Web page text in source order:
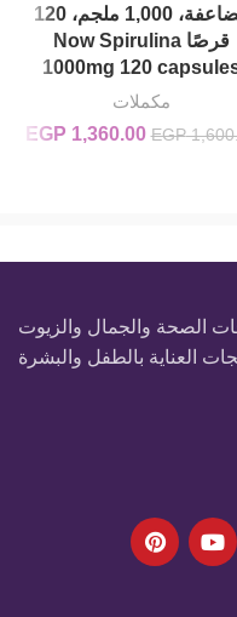
مضاعفة، 1,000 ملجم، 120
قرصًا Now Spirulina
1000mg 120
مكملات
EGP
السعر الأصلي
EGP 1,360.00
الصحة والجمال والزيوت
العناية بالطفل والبشرة